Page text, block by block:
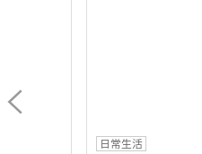
日常生活